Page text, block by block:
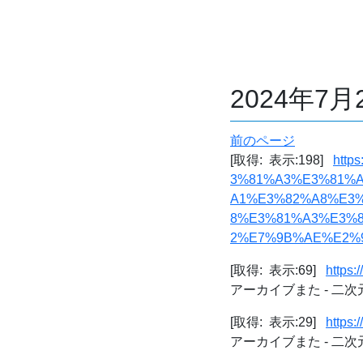
2024年7
前のページ
[取得: 表示:198]
[取得: 表示:69]
アーカイブまた - 二次
[取得: 表示:29]
アーカイブまた - 二次